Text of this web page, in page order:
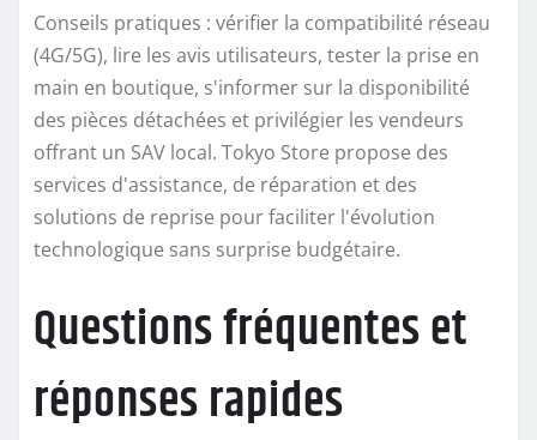
Conseils pratiques : vérifier la compatibilité réseau
(4G/5G), lire les avis utilisateurs, tester la prise en
main en boutique, s'informer sur la disponibilité
des pièces détachées et privilégier les vendeurs
offrant un SAV local. Tokyo Store propose des
services d'assistance, de réparation et des
solutions de reprise pour faciliter l'évolution
technologique sans surprise budgétaire.
Questions fréquentes et
réponses rapides